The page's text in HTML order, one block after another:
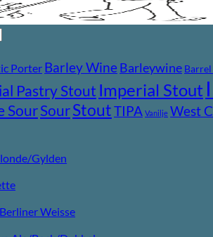
Gylden
Weisse
Porter Barley Wine Barleywine Barrel
Pastry Stout Imperial Stout
SourSourStoutTIPA Vanilje West